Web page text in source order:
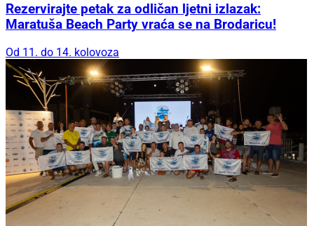
Rezervirajte petak za odličan ljetni izlazak:
Maratuša Beach Party vraća se na Brodaricu!
Od 11. do 14. kolovoza